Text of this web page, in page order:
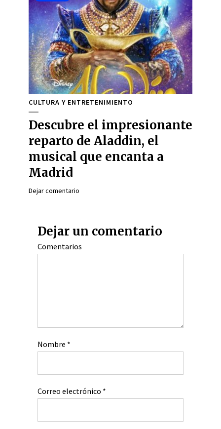
CULTURA Y ENTRETENIMIENTO
Descubre el impresionante
reparto de Aladdin, el
musical que encanta a
Madrid
Dejar comentario
Dejar un comentario
Comentarios
Nombre *
Correo electrónico *